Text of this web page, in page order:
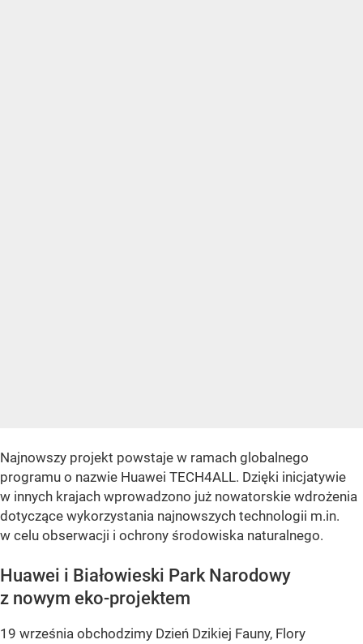
Najnowszy projekt powstaje w ramach globalnego
programu o nazwie Huawei TECH4ALL. Dzięki inicjatywie
w innych krajach wprowadzono już nowatorskie wdrożenia
dotyczące wykorzystania najnowszych technologii m.in.
w celu obserwacji i ochrony środowiska naturalnego.
Huawei i Białowieski Park Narodowy
z nowym eko-projektem
19 września obchodzimy Dzień Dzikiej Fauny, Flory